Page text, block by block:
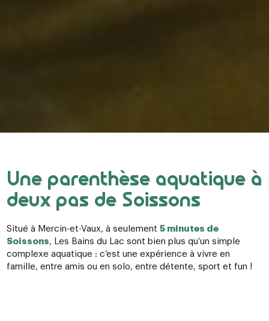
Une parenthèse aquatique à
deux pas de Soissons
Situé à Mercin-et-Vaux, à seulement 5 minutes de
Soissons, Les Bains du Lac sont bien plus qu’un simple
complexe aquatique : c’est une expérience à vivre en
famille, entre amis ou en solo, entre détente, sport et fun !